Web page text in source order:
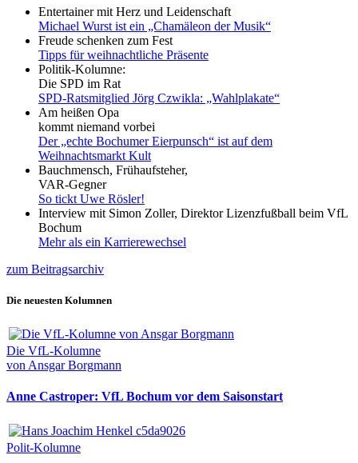
Entertainer mit Herz und Leidenschaft
Michael Wurst ist ein „Chamäleon der Musik“
Freude schenken zum Fest
Tipps für weihnachtliche Präsente
Politik-Kolumne:
Die SPD im Rat
SPD-Ratsmitglied Jörg Czwikla: „Wahlplakate“
Am heißen Opa
kommt niemand vorbei
Der „echte Bochumer Eierpunsch“ ist auf dem
Weihnachtsmarkt Kult
Bauchmensch, Frühaufsteher,
VAR-Gegner
So tickt Uwe Rösler!
Interview mit Simon Zoller, Direktor Lizenzfußball beim VfL
Bochum
Mehr als ein Karrierewechsel
zum Beitragsarchiv
Die neuesten Kolumnen
Die VfL-Kolumne
von Ansgar Borgmann
Anne Castroper: VfL Bochum vor dem Saisonstart
Polit-Kolumne